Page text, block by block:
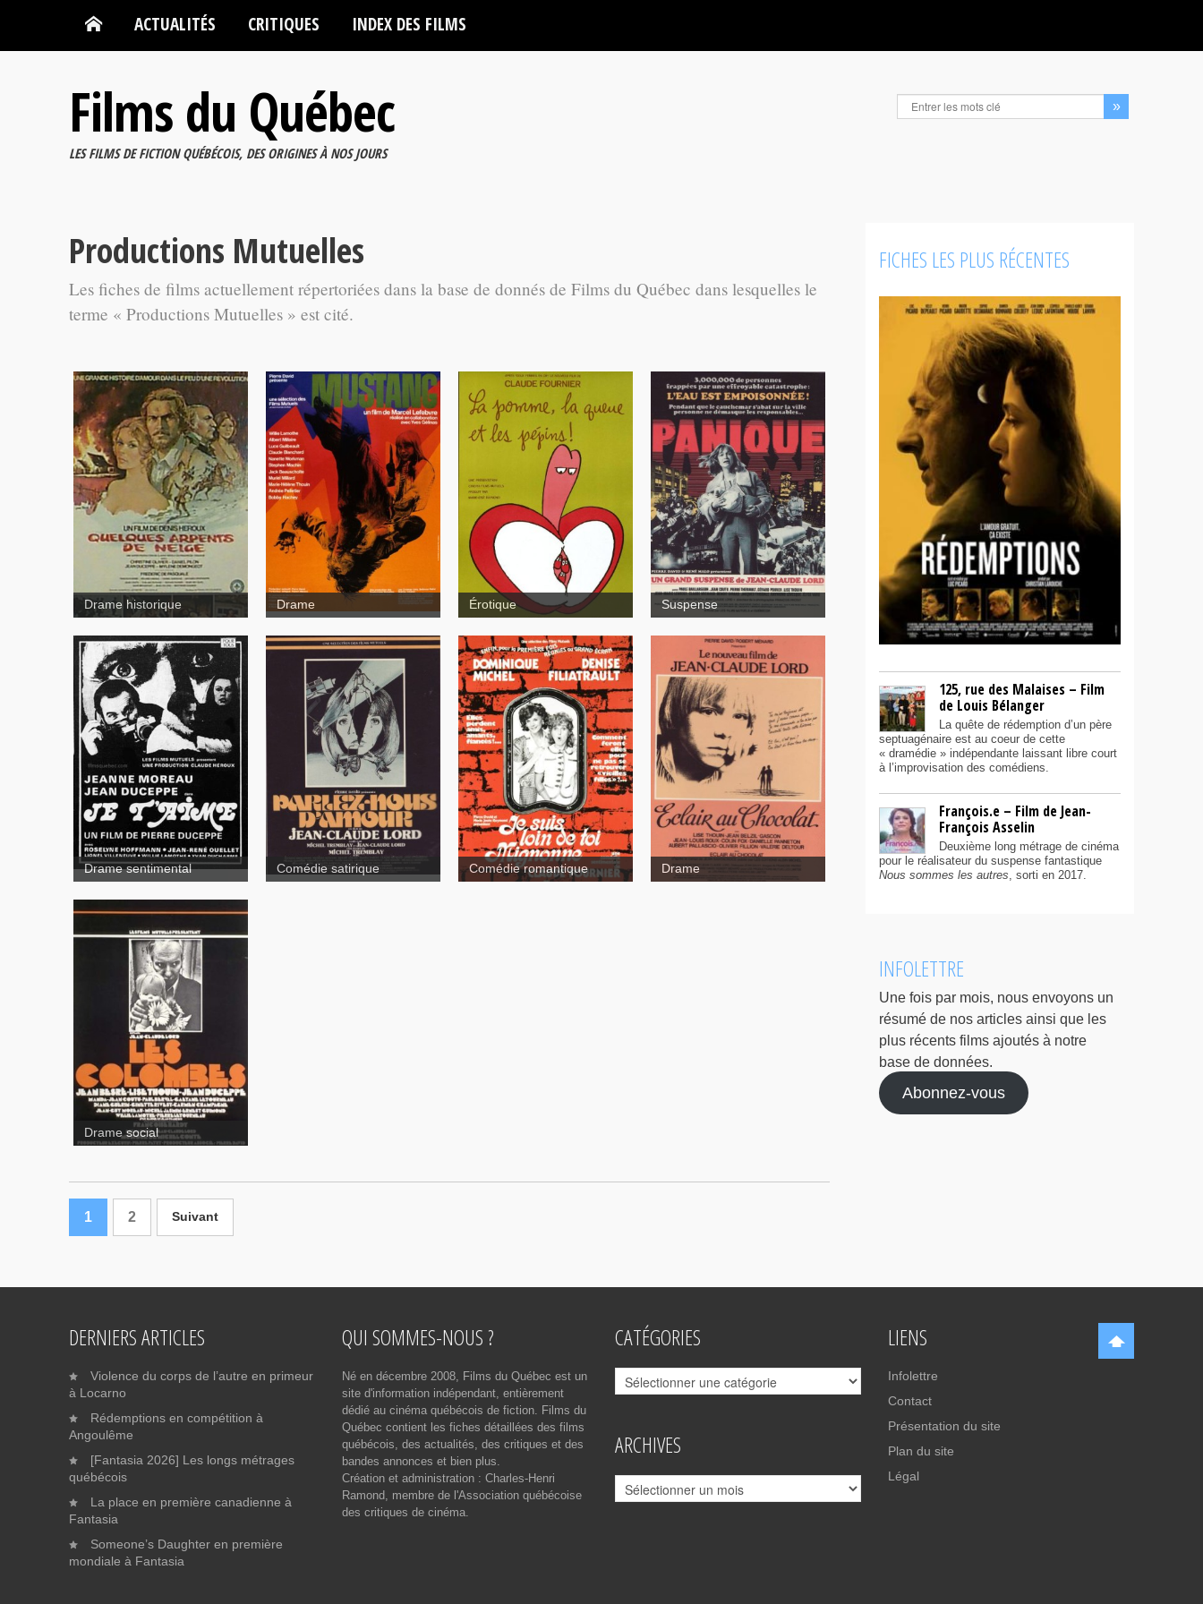
ACTUALITÉS CRITIQUES INDEX DES FILMS
Films du Québec
LES FILMS DE FICTION QUÉBÉCOIS, DES ORIGINES À NOS JOURS
Productions Mutuelles
Les fiches de films actuellement répertoriées dans la base de donnés de Films du Québec dans lesquelles le
terme « Productions Mutuelles » est cité.
Quelques
arpents de neige
Drame historique
Mustang
Drame
La Pomme, la queue et
les pépins
Érotique
Panique
Suspense
Drame sentimental
Parlez-nous d'amour
Comédie satirique
Je suis loin de toi
Mignonne
Comédie romantique
Eclair au chocolat
Drame
Les colombes
Drame social
1 2 Suivant
FICHES LES PLUS RÉCENTES
125, rue des Malaises – Film
de Louis Bélanger
La quête de rédemption d’un père
septuagénaire est au coeur de cette
« dramédie » indépendante laissant libre court
à l’improvisation des comédiens.
François.e – Film de Jean-
François Asselin
Deuxième long métrage de cinéma
pour le réalisateur du suspense fantastique
Nous sommes les autres, sorti en 2017.
INFOLETTRE
Une fois par mois, nous envoyons un
résumé de nos articles ainsi que les
plus récents films ajoutés à notre
base de données.
Abonnez-vous
DERNIERS ARTICLES
Violence du corps de l’autre en primeur
à Locarno
Rédemptions en compétition à
Angoulême
[Fantasia 2026] Les longs métrages
québécois
La place en première canadienne à
Fantasia
Someone’s Daughter en première
mondiale à Fantasia
QUI SOMMES-NOUS ?
Né en décembre 2008, Films du Québec est un
site d'information indépendant, entièrement
dédié au cinéma québécois de fiction. Films du
Québec contient les fiches détaillées des films
québécois, des actualités, des critiques et des
bandes annonces et bien plus.
Création et administration : Charles-Henri
Ramond, membre de l'Association québécoise
des critiques de cinéma.
CATÉGORIES
Catégories
ARCHIVES
Archives
LIENS
Infolettre
Contact
Présentation du site
Plan du site
Légal